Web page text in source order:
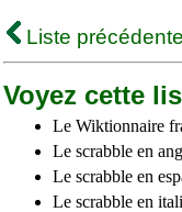
Liste précédente
Voyez cette
Le Wiktionnaire
Le scrabble en
Le scrabble en
Le scrabble en